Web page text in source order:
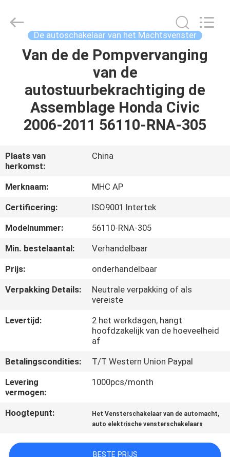
HUIS
PRODUCTEN
ONGEVEER
FABRIEKSREIS
KWALITEITSCONTROLE
NEEM
CONTACT
OP
OM
CITAAT
SITEMAP
PRIVACY
POLICY
Limited.
De autoschakelaar van het Machtsvenster
Van de de Pompvervanging
van de
autostuurbekrachtiging de
Assemblage Honda Civic
2006-2011 56110-RNA-305
Plaats van
herkomst:
China
Merknaam:
MHC AP
Certificering:
ISO9001 Intertek
Modelnummer:
56110-RNA-305
Min. bestelaantal:
Verhandelbaar
Prijs:
onderhandelbaar
Verpakking Details:
Neutrale verpakking of als
vereiste
Levertijd:
2 het werkdagen, hangt
hoofdzakelijk van de hoeveelheid
af
Betalingscondities:
T/T Western Union Paypal
Levering
vermogen:
1000pcs/month
Hoogtepunt: Het Vensterschakelaar van de automacht,
auto elektrische vensterschakelaars
BESTE PRIJS